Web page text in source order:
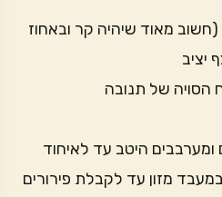
מאוד שיהיה קר ובאחוז
יציב
של תנובה
היטב עד לאיחוד
מזון עד לקבלת פירורים